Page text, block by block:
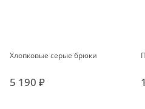
Хлопковые серые брюки
5 190 ₽